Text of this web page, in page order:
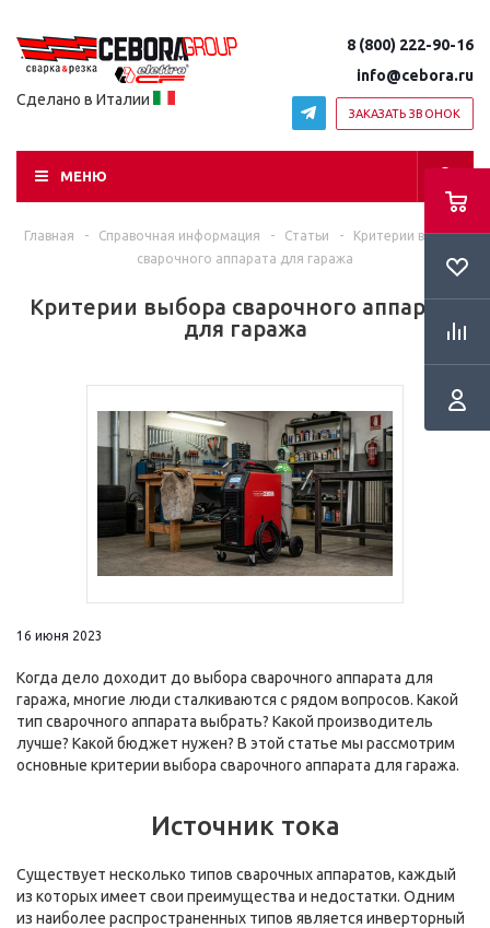
Сделано в Италии
8 (800) 222-90-16
info@cebora.ru
ЗАКАЗАТЬ ЗВОНОК
МЕНЮ
Главная - Справочная информация - Статьи -
Критерии выбора
сварочного аппарата для гаража
Критерии выбора сварочного аппарата
для гаража
16 июня 2023
Когда дело доходит до выбора сварочного аппарата для
гаража, многие люди сталкиваются с рядом вопросов. Какой
тип сварочного аппарата выбрать? Какой производитель
лучше? Какой бюджет нужен? В этой статье мы рассмотрим
основные критерии выбора сварочного аппарата для гаража.
Источник тока
Существует несколько типов сварочных аппаратов, каждый
из которых имеет свои преимущества и недостатки. Одним
из наиболее распространенных типов является инверторный